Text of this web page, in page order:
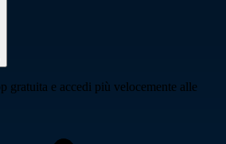
gratuita e accedi più velocemente alle